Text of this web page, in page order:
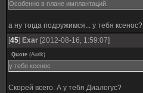
Особенно в плане имплантаций.
а ну тогда подружимся... у тебя ксенос?
[45] Exar [2012-08-16, 1:59:07]
Quote (Aurik)
у тебя ксенос
Скорей всего. А у тебя Диалогус?